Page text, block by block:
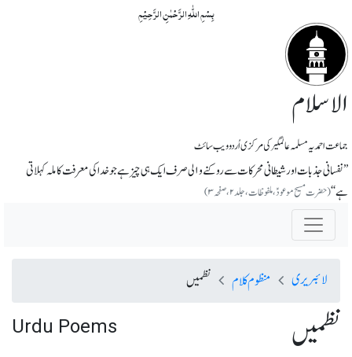
بِسۡمِ اللّٰہِ الرَّحۡمٰنِ الرَّحِیۡمِ
الاسلام
جماعت احمدیہ مسلمہ عالمگیر کی مرکزی اُردو ویب سائٹ
’’نفسانی جذبات اور شیطانی محرکات سے روکنے و۱لی صرف ایک ہی چیز ہے جو خدا کی معرفت کاملہ کہلاتی
ہے‘‘(حضرت مسیح موعودؑ، ملفوظات، جلد ۲، صفحہ ۳)
لائبریری منظوم کلام نظمیں
نظمیں Urdu Poems